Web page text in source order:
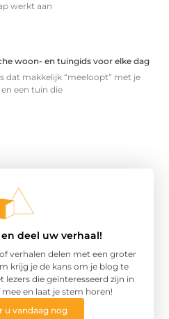
werkt aan
woon- en tuingids voor elke dag
dat makkelijk “meeloopt” met je
een tuin die
deel uw verhaal!
verhalen delen met een groter
krijg je de kans om je blog te
lezers die geïnteresseerd zijn in
en laat je stem horen!
u vandaag nog